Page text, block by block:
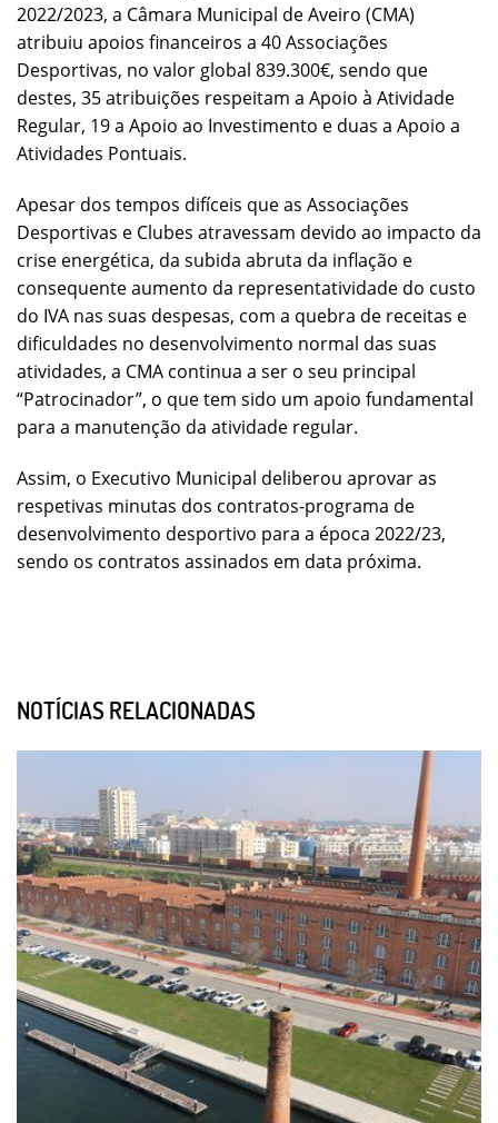
2022/2023, a Câmara Municipal de Aveiro (CMA)
atribuiu apoios financeiros a 40 Associações
Desportivas, no valor global 839.300€, sendo que
destes, 35 atribuições respeitam a Apoio à Atividade
Regular, 19 a Apoio ao Investimento e duas a Apoio a
Atividades Pontuais.
Apesar dos tempos difíceis que as Associações
Desportivas e Clubes atravessam devido ao impacto da
crise energética, da subida abruta da inflação e
consequente aumento da representatividade do custo
do IVA nas suas despesas, com a quebra de receitas e
dificuldades no desenvolvimento normal das suas
atividades, a CMA continua a ser o seu principal
“Patrocinador”, o que tem sido um apoio fundamental
para a manutenção da atividade regular.
Assim, o Executivo Municipal deliberou aprovar as
respetivas minutas dos contratos-programa de
desenvolvimento desportivo para a época 2022/23,
sendo os contratos assinados em data próxima.
NOTÍCIAS RELACIONADAS